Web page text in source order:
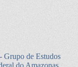
de Estudos